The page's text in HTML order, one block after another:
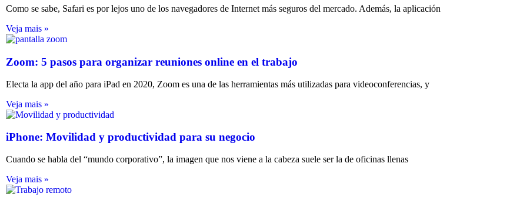
Como se sabe, Safari es por lejos uno de los navegadores de Internet más seguros del mercado. Además, la aplicación
Veja mais »
Zoom: 5 pasos para organizar reuniones online en el trabajo
Electa la app del año para iPad en 2020, Zoom es una de las herramientas más utilizadas para videoconferencias, y
Veja mais »
iPhone: Movilidad y productividad para su negocio
Cuando se habla del “mundo corporativo”, la imagen que nos viene a la cabeza suele ser la de oficinas llenas
Veja mais »